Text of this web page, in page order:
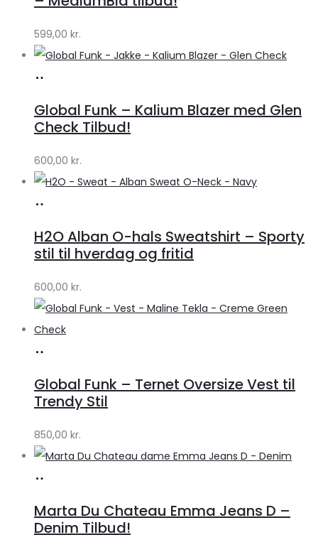
599,00 kr.
Lykke
Lykke
Global Funk – Kalium Blazer med Glen
Check Tilbud!
600,00 kr.
Lykke
Lykke
H2O Alban O-hals Sweatshirt – Sporty
stil til hverdag og fritid
600,00 kr.
Lykke
Lykke
Global Funk – Ternet Oversize Vest til
Trendy Stil
850,00 kr.
Klædeskabet.dk
Marta Du Chateau Emma Jeans D –
Denim Tilbud!